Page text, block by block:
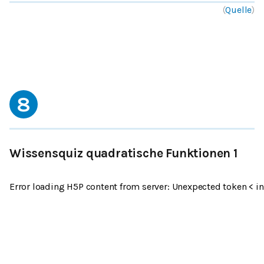
(Quelle)
8
Wissensquiz quadratische Funktionen 1
Error loading H5P content from server: Unexpected token <